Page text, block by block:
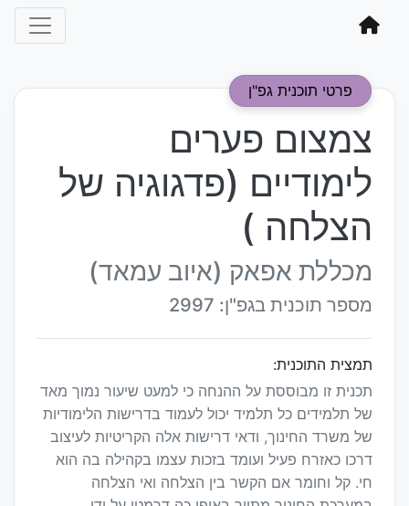
פרטי תוכנית גפ"ן
צמצום פערים
לימודיים (פדגוגיה של
הצלחה )
מכללת אפאק (איוב עמאד)
מספר תוכנית בגפ"ן: 2997
תמצית התוכנית:
תכנית זו מבוססת על ההנחה כי למעט שיעור נמוך מאד
של תלמידים כל תלמיד יכול לעמוד בדרישות הלימודיות
של משרד החינוך, ודאי דרישות אלה הקריטיות לעיצוב
דרכו כאזרח פעיל ועומד בזכות עצמו בקהילה בה הוא
חי. קל וחומר אם הקשר בין הצלחה ואי הצלחה